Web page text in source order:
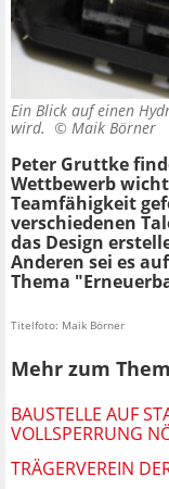
Ein Blick auf einen
wird. © Maik Börner
Peter Gruttke
Wettbewerb
Teamfähigkeit
verschiedenen
das Design
Anderen sei es
Thema
Titelfoto: Maik Börner
Mehr zum
BAUSTELLE AUF
OLLSPERRUNG
TRÄGERVEREIN